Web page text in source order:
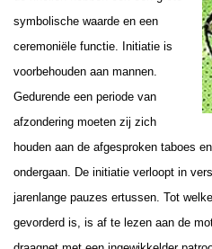
symbolische waarde en een
ceremoniële functie. Initiatie is
voorbehouden aan mannen.
Gedurende een periode van
afzondering moeten zij zich
houden aan de afgesproken taboes
ondergaan. De initiatie verloopt in
jarenlange pauzes ertussen. Tot
gevorderd is, is af te lezen aan de